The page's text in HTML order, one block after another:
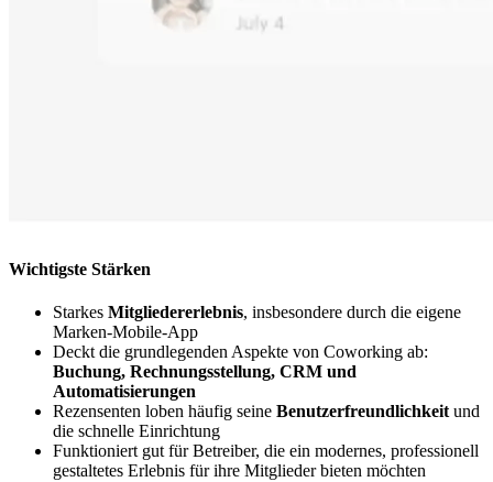
Wichtigste Stärken
Starkes Mitgliedererlebnis, insbesondere durch die eigene
Marken‑Mobile‑App
Deckt die grundlegenden Aspekte von Coworking ab:
Buchung, Rechnungsstellung, CRM und
Automatisierungen
Rezensenten loben häufig seine Benutzerfreundlichkeit und
die schnelle Einrichtung
Funktioniert gut für Betreiber, die ein modernes, professionell
gestaltetes Erlebnis für ihre Mitglieder bieten möchten